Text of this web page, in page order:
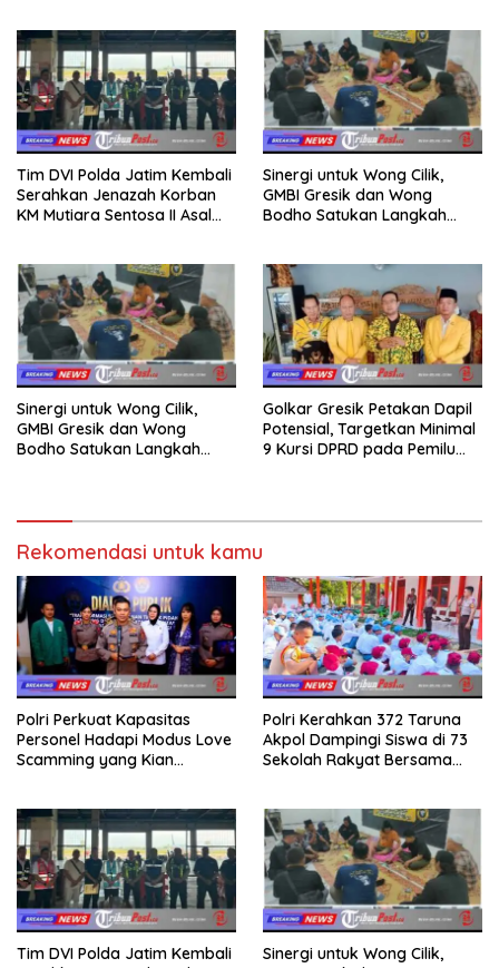
Tim DVI Polda Jatim Kembali
Serahkan Jenazah Korban
KM Mutiara Sentosa II Asal
Sinergi untuk Wong Cilik,
GMBI Gresik dan Wong
Bodho Satukan Langkah
Sinergi untuk Wong Cilik,
GMBI Gresik dan Wong
Bodho Satukan Langkah
Golkar Gresik Petakan Dapil
Potensial, Targetkan Minimal
9 Kursi DPRD pada Pemilu
Rekomendasi untuk kamu
Polri Perkuat Kapasitas
Personel Hadapi Modus Love
Scamming yang Kian
Polri Kerahkan 372 Taruna
Akpol Dampingi Siswa di 73
Sekolah Rakyat Bersama
Tim DVI Polda Jatim Kembali
Sinergi untuk Wong Cilik,